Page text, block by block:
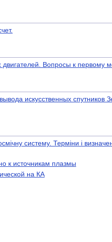
двигателей. Вопросы к первому
искусственных спутников
систему. Терміни і
к источникам плазмы
на КА